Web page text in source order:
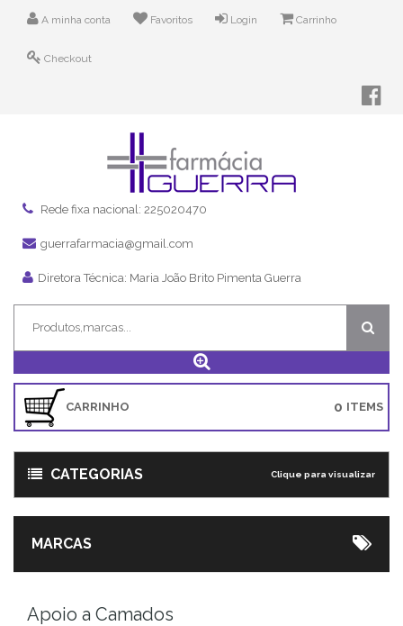
A minha conta Favoritos Login Carrinho
Checkout
Rede fixa nacional: 225020470
guerrafarmacia@gmail.com
Diretora Técnica: Maria João Brito Pimenta Guerra
CARRINHO ITEMS
0
CATEGORIAS Clique para visualizar
MARCAS
Apoio a Camados